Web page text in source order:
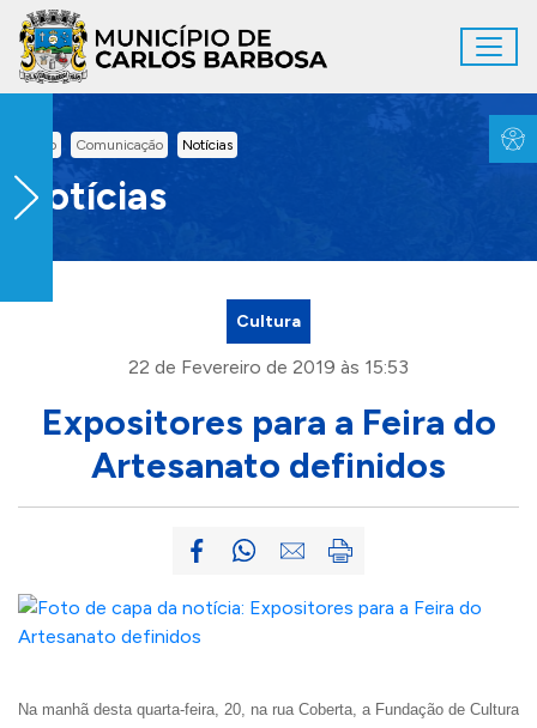
Ir para conteúdo principal
Inicio Comunicação Notícias
Notícias
Cultura
22 de Fevereiro de 2019 às 15:53
Expositores para a Feira do
Artesanato definidos
Na manhã desta quarta-feira, 20, na rua Coberta, a Fundação de Cultura